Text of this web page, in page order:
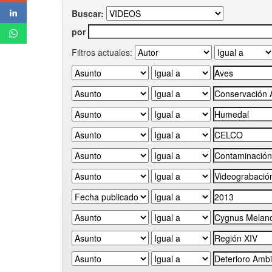
Buscar:
por
Filtros actuales: